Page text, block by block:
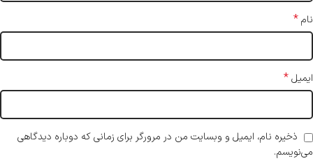
نام*
ایمیل*
ذخیره نام، ایمیل و وبسایت من در مرورگر برای زمانی که دوباره دیدگاهی
می‌نویسم.